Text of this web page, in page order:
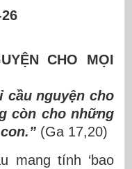
ỆN CHO MỌI
cầu nguyện cho
còn cho những
” (Ga 17,20)
u mang tính ‘bao